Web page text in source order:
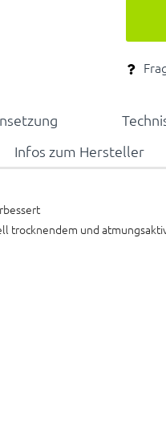
Infos zum Hersteller
trocknendem und